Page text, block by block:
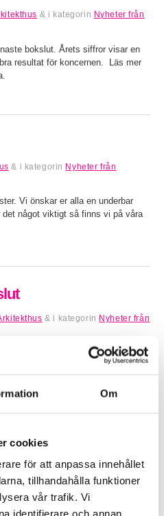
Om
cookies
för att anpassa innehållet
tillhandahålla funktioner
vår trafik. Vi
identifierare och annan
& i kategorin Nyheter från
bokslut. Årets siffror visar en
resultat för koncernen. Läs mer
& i kategorin Nyheter från
Vi önskar er alla en underbar
något viktigt så finns vi på våra
& i kategorin Nyheter från
30 april 2016. Du hittar det här.
&
och vänner en riktigt God